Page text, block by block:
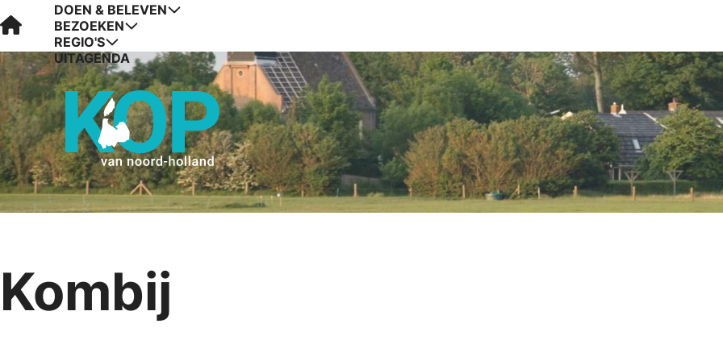
Visit Kop van Holland
DOEN & BELEVEN
BEZOEKEN
REGIO'S
UITAGENDA
Kombij